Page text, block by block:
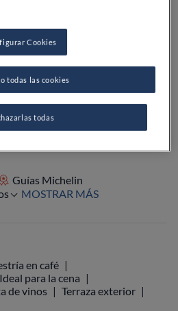
Guías Michelin
MOSTRAR MÁS
en café
Ideal para la cena
de vinos
Terraza exterior
Cookies
todas
todas las cookies